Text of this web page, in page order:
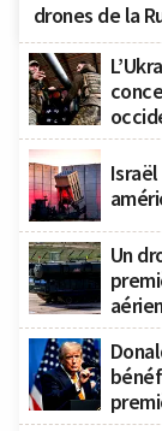
drones de la
Un